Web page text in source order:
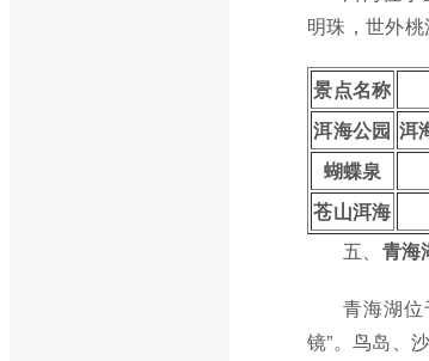
明珠，世外
景点名称
洱海公园 洱
蝴蝶泉
苍山洱海
五、 青海
青海湖
镜”。鸟岛、